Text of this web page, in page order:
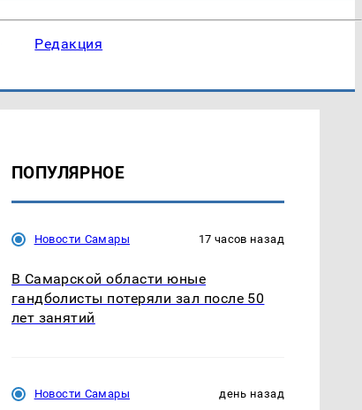
Редакция
ПОПУЛЯРНОЕ
Новости Самары 17 часов назад
В Самарской области юные
гандболисты потеряли зал после 50
лет занятий
Новости Самары день назад